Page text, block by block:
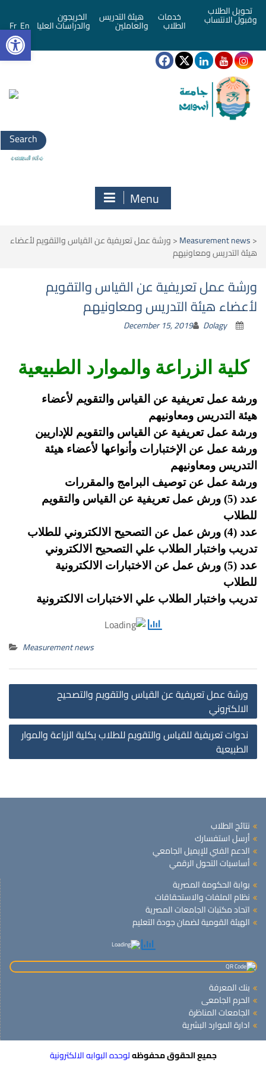
تحويل الطلاب
وقبول الانتساب خدمات
الطلاب
هيئة التدريس
والعاملين
الخريجون
والدراسات العليا En
Fr
Search
for:
Menu
<
Measurement news
<ورشة عمل تعريفية عن القياس والتقويم لأعضاء
هيئة التدريس ومعاونيهم
ورشة عمل تعريفية عن القياس والتقويم
لأعضاء هيئة التدريس ومعاونيهم
December 15, 2019 Dolagy
كلية الزراعة والموارد الطبيعية
ورشة عمل تعريفية عن القياس والتقويم لأعضاء
هيئة التدريس ومعاونيهم
ورشة عمل تعريفية عن القياس والتقويم للإداريين
ورشة عمل عن الإختبارات وأنواعها لأعضاء هيئة
التدريس ومعاونيهم
ورشة عمل عن توصيف البرامج والمقررات
عدد (5) ورش عمل تعريفية عن القياس والتقويم
للطلاب
عدد (4) ورش عمل عن التصحيح الالكتروني للطلاب
تدريب واختبار الطلاب علي التصحيح الالكتروني
عدد
(5) ورش عمل عن الاختبارات الالكترونية
للطلاب
تدريب واختبار الطلاب علي الاختبارات الالكترونية
Measurement news
ورشة عمل تعريفية عن القياس والتقويم والتصحيح
الالكتروني
ندوات تعريفية للقياس والتقويم للطلاب بكلية الزراعة والموار
الطبيعية
نتائج الطلاب
أرسل استفسارك
الدعم الفني للإيميل الجامعي
أساسيات التحول الرقمي
بوابة الحكومة المصرية
نظام الملفات والاستحقاقات
اتحاد مكتبات الجامعات المصرية
الهيئة القومية لضمان جودة التعليم
بنك المعرفة
الحرم الجامعى
الجامعات المناظرة
ادارة الموارد البشرية
جميع الحقوق محفوظهلوحده البوابه الالكترونية